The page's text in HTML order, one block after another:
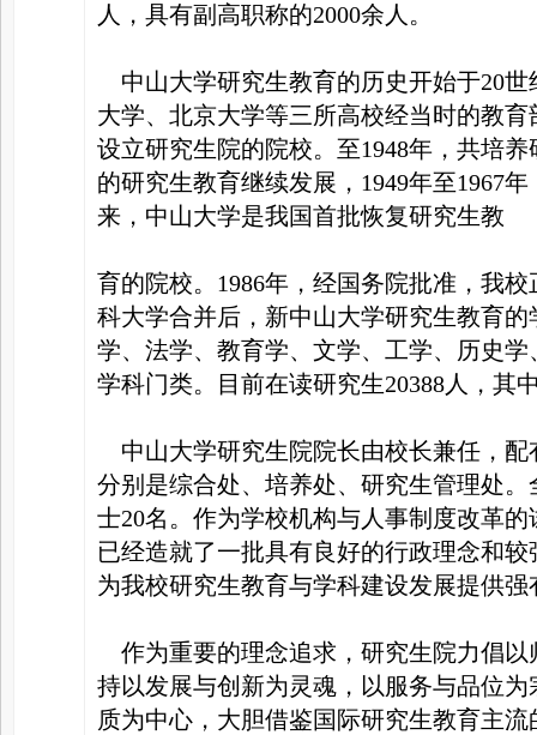
人，具有副高职称的2000余人。
中山大学研究生教育的历史开始于20世
大学、北京大学等三所高校经当时的教
设立研究生院的院校。至1948年，共培
的研究生教育继续发展，1949年至1967
来，中山大学是我国首批恢复研究生教
育的院校。1986年，经国务院批准，我
科大学合并后，新中山大学研究生教育
学、法学、教育学、文学、工学、历史
学科门类。目前在读研究生20388人，其
中山大学研究生院院长由校长兼任，配
分别是综合处、培养处、研究生管理处
士20名。作为学校机构与人事制度改革
已经造就了一批具有良好的行政理念和
为我校研究生教育与学科建设发展提供
作为重要的理念追求，研究生院力倡
持以发展与创新为灵魂，以服务与品位
质为中心，大胆借鉴国际研究生教育主